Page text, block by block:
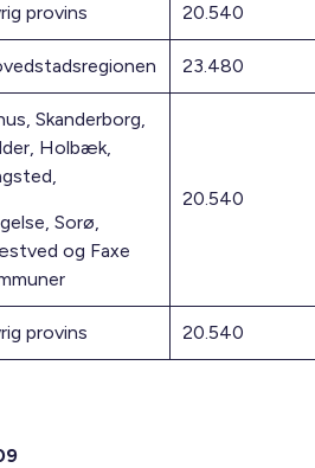
provins 20.540
23.480
Skanderborg,
Holbæk,
Sorø,
og Faxe
20.540
provins 20.540